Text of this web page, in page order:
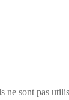
ne sont pas